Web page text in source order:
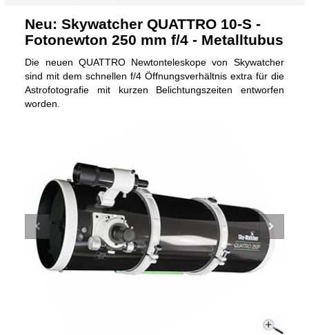
Neu: Skywatcher QUATTRO 10-S -
Fotonewton 250 mm f/4 - Metalltubus
Die neuen QUATTRO Newtonteleskope von Skywatcher
sind mit dem schnellen f/4 Öffnungsverhältnis extra für die
Astrofotografie mit kurzen Belichtungszeiten entworfen
worden.